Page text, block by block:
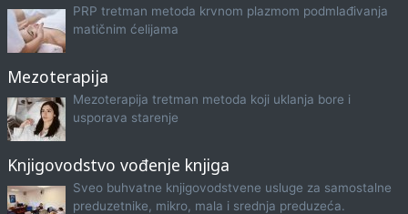
PRP tretman metoda krvnom plazmom podmlađivanja
matičnim ćelijama
Mezoterapija
Mezoterapija tretman metoda koji uklanja bore i
usporava starenje
Knjigovodstvo vođenje knjiga
Sveo buhvatne knjigovodstvene usluge za samostalne
preduzetnike, mikro, mala i srednja preduzeća.